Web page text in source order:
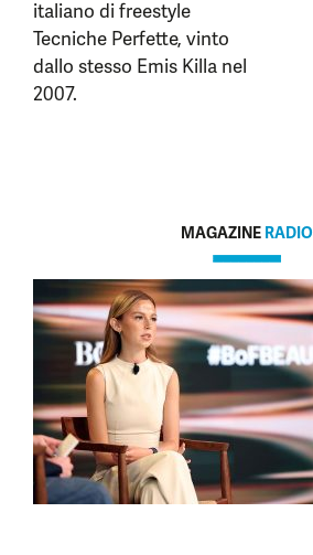
italiano di freestyle
Tecniche Perfette, vinto
dallo stesso Emis Killa nel
2007.
MAGAZINE RADIO